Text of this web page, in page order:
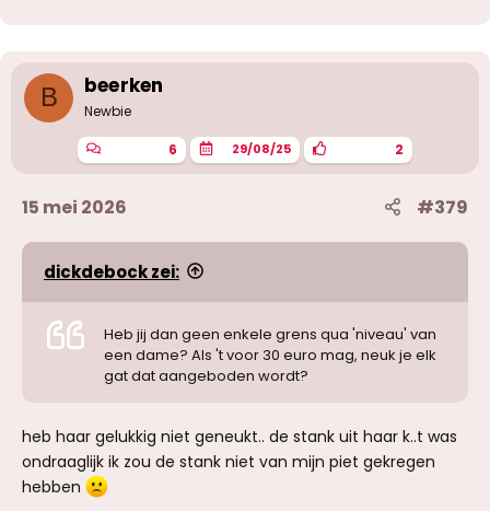
n
g
B beerken
Newbie
6 29/08/25 2
15 mei 2026 #379
dickdebock zei:
Heb jij dan geen enkele grens qua 'niveau' van
een dame? Als 't voor 30 euro mag, neuk je elk
gat dat aangeboden wordt?
heb haar gelukkig niet geneukt.. de stank uit haar k..t was
ondraaglijk ik zou de stank niet van mijn piet gekregen
hebben